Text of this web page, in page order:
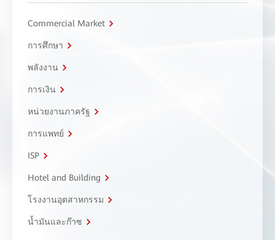
Commercial Market
การศึกษา
พลังงาน
การเงิน
หน่วยงานภาครัฐ
การแพทย์
ISP
Hotel and Building
โรงงานอุตสาหกรรม
น้ำมันและก๊าซ